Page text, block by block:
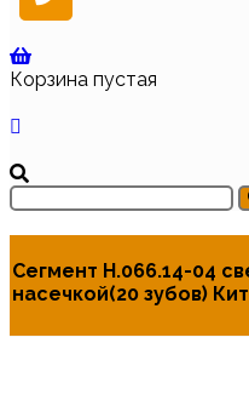
Корзина пустая
Сегмент Н.066.14-04
насечкой(20 зубов)